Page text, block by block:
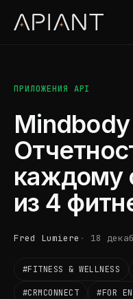
ПРИЛОЖЕНИЯ API
каждому
из 4
Fred Lumiere 18
#FITNESS & WELLNESS
#CRMCONNECT #FOR